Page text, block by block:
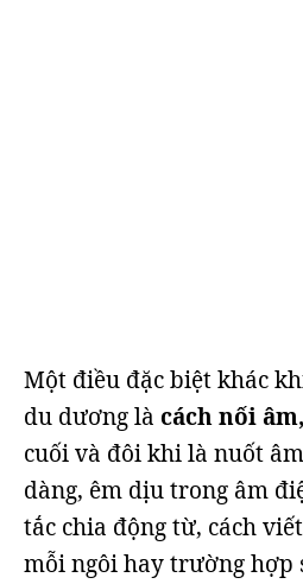
Một điều đặc biệt khác
du dương là cách nối âm,
cuối và đôi khi là nuốt
dàng, êm dịu trong âm
tắc chia động từ, cách
mỗi ngôi hay trường hợp